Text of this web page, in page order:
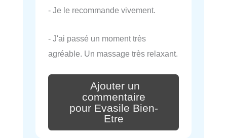
- Je le recommande vivement.
- J'ai passé un moment très
agréable. Un massage très relaxant.
Ajouter un
commentaire
pour Evasile Bien-
Etre